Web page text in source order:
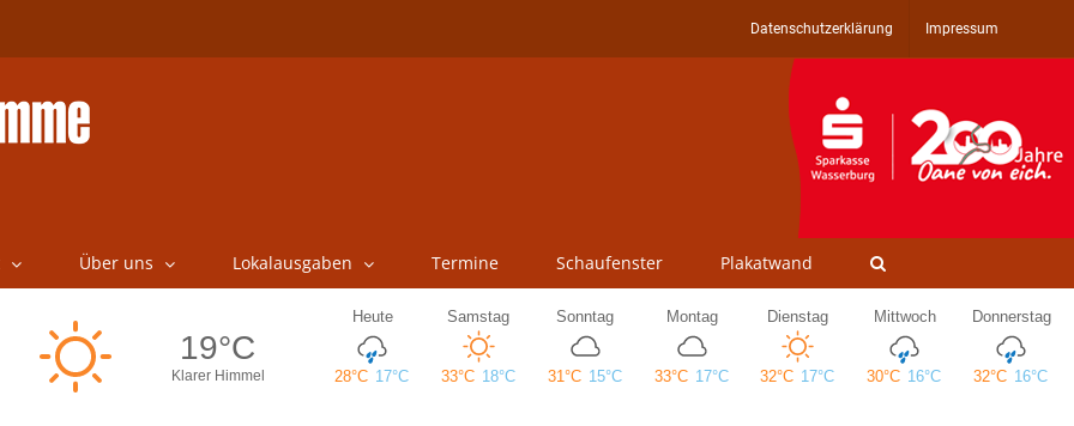
Datenschutzerklärung Impressum
Über uns Lokalausgaben Termine Schaufenster Plakatwand